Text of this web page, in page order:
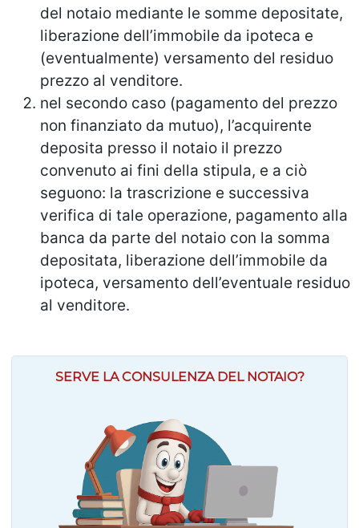
del notaio mediante le somme depositate,
liberazione dell’immobile da ipoteca e
(eventualmente) versamento del residuo
prezzo al venditore.
nel secondo caso (pagamento del prezzo
non finanziato da mutuo), l’acquirente
deposita presso il notaio il prezzo
convenuto ai fini della stipula, e a ciò
seguono: la trascrizione e successiva
verifica di tale operazione, pagamento alla
banca da parte del notaio con la somma
depositata, liberazione dell’immobile da
ipoteca, versamento dell’eventuale residuo
al venditore.
SERVE LA CONSULENZA DEL NOTAIO?